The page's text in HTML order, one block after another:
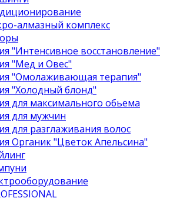
алмазный комплекс
"Интенсивное восстановление"
"Мед и Овес"
"Омолаживающая терапия"
"Холодный блонд"
для максимального обьема
для мужчин
для разглаживания волос
Органик "Цветок Апельсина"